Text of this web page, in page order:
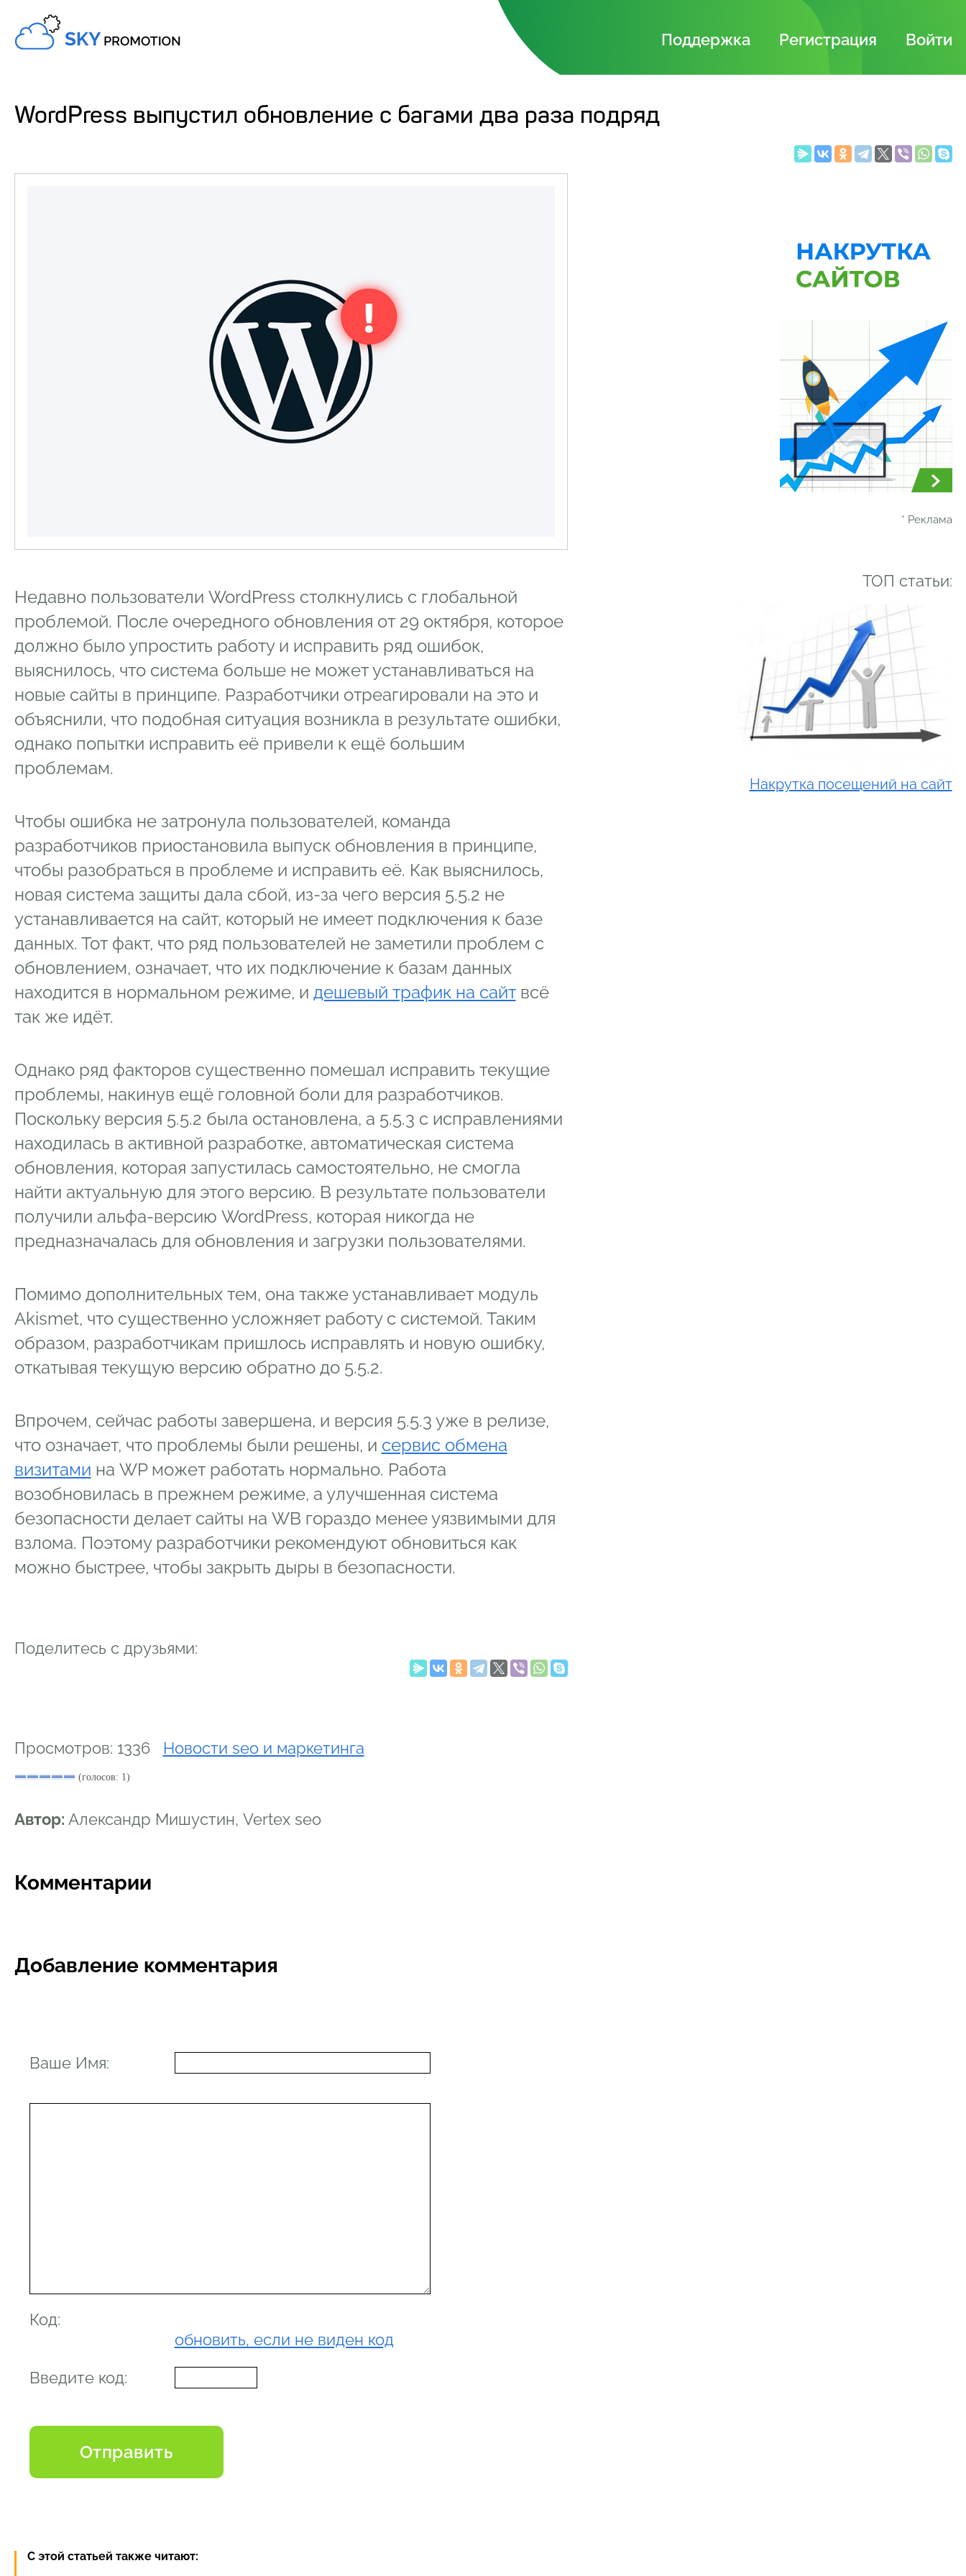
Поддержка Регистрация Войти
WordPress выпустил обновление с багами два раза подряд
Недавно пользователи WordPress столкнулись с глобальной
проблемой. После очередного обновления от 29 октября, которое
должно было упростить работу и исправить ряд ошибок,
выяснилось, что система больше не может устанавливаться на
новые сайты в принципе. Разработчики отреагировали на это и
объяснили, что подобная ситуация возникла в результате ошибки,
однако попытки исправить её привели к ещё большим
проблемам.
Чтобы ошибка не затронула пользователей, команда
разработчиков приостановила выпуск обновления в принципе,
чтобы разобраться в проблеме и исправить её. Как выяснилось,
новая система защиты дала сбой, из-за чего версия 5.5.2 не
устанавливается на сайт, который не имеет подключения к базе
данных. Тот факт, что ряд пользователей не заметили проблем с
обновлением, означает, что их подключение к базам данных
находится в нормальном режиме, и дешевый трафик на сайтвсё
так же идёт.
Однако ряд факторов существенно помешал исправить текущие
проблемы, накинув ещё головной боли для разработчиков.
Поскольку версия 5.5.2 была остановлена, а 5.5.3 с исправлениями
находилась в активной разработке, автоматическая система
обновления, которая запустилась самостоятельно, не смогла
найти актуальную для этого версию. В результате пользователи
получили альфа-версию WordPress, которая никогда не
предназначалась для обновления и загрузки пользователями.
Помимо дополнительных тем, она также устанавливает модуль
Akismet, что существенно усложняет работу с системой. Таким
образом, разработчикам пришлось исправлять и новую ошибку,
откатывая текущую версию обратно до 5.5.2.
Впрочем, сейчас работы завершена, и версия 5.5.3 уже в релизе,
что означает, что проблемы были решены, и сервис обмена
визитами на WP может работать нормально. Работа
возобновилась в прежнем режиме, а улучшенная система
безопасности делает сайты на WB гораздо менее уязвимыми для
взлома. Поэтому разработчики рекомендуют обновиться как
можно быстрее, чтобы закрыть дыры в безопасности.
Поделитесь с друзьями:
Просмотров: 1336 Новости seo и маркетинга
(голосов: 1)
Автор: Александр Мишустин, Vertex seo
Комментарии
Добавление комментария
Ваше Имя:
Код:
обновить, если не виден код
Введите код:
С этой статьей также читают:
* Реклама
ТОП статьи:
Накрутка посещений на сайт